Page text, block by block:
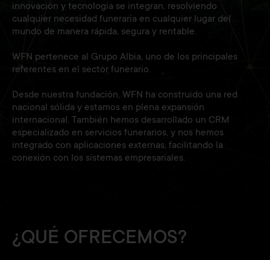
innovación y tecnología se integran, resolviendo
cualquier necesidad funeraria en cualquier lugar del
mundo de manera rápida, segura y rentable.
WFN pertenece al Grupo Albia, uno de los principales
referentes en el sector funerario.
Desde nuestra fundación, WFN ha construido una red
nacional sólida y estamos en plena expansión
internacional. También hemos desarrollado un CRM
especializado en servicios funerarios, y nos hemos
integrado con aplicaciones externas, facilitando la
conexión con los sistemas empresariales.
¿QUÉ OFRECEMOS?